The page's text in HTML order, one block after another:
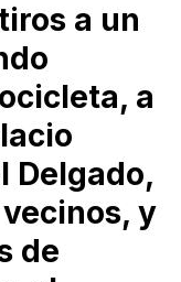
a un
a
Delgado,
y
de